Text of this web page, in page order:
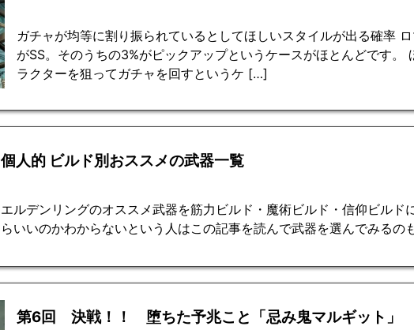
ガチャが均等に割り振られているとしてほしいスタイルが出る確率
がSS。そのうちの3%がピックアップというケースがほとんどです。
ラクターを狙ってガチャを回すというケ […]
個人的 ビルド別おススメの武器一覧
エルデンリングのオススメ武器を筋力ビルド・魔術ビルド・信仰ビルド
らいいのかわからないという人はこの記事を読んで武器を選んでみるの
第6回 決戦！！ 堕ちた予兆こと「忌み鬼マルギット」